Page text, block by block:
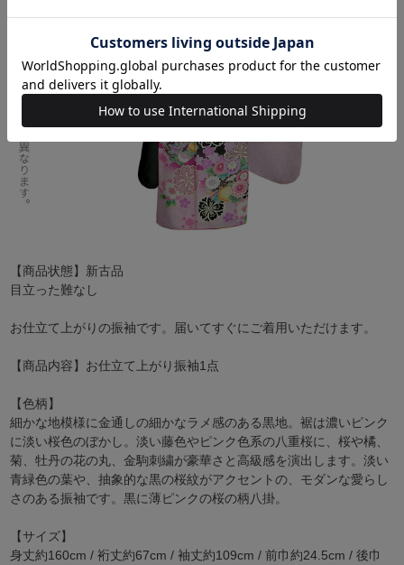
【商品状態】新古品
目立った難なし
お仕立て上がりの振袖です。届いてすぐにご着用いただけます。
【商品内容】お仕立て上がり振袖1点
【色柄】
細かな地模様に金通しの細かなラメ感のある黒地。裾は濃いピンク
に淡い桜色のぼかし。淡い藤色やピンク色系の八重桜に、桜や橘、
菊、牡丹の花の丸、金駒刺繍が豪華さと高級感を演出します。淡い
青緑色の葉や、抽象的な黒の桜紋がアクセントの、モダンな愛らし
さのある振袖です。黒に薄ピンクの桜の柄八掛。
【サイズ】
身丈約160cm / 裄丈約67cm / 袖丈約109cm / 前巾約24.5cm / 後巾